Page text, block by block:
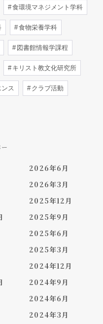
食環境マネジメント学科
食物栄養学科
図書館情報学課程
キリスト教文化研究所
ス クラブ活動
2026年6月
2026年3月
2025年12月
2025年9月
2025年6月
2025年3月
2024年12月
2024年9月
2024年6月
2024年3月